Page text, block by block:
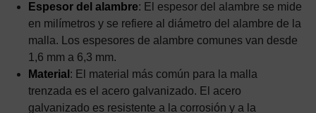
Espesor del alambre: El espesor del alambre se mide
en milímetros y se refiere al diámetro del alambre de la
malla. Los espesores de alambre comunes van desde
1,6 mm a 6,3 mm.
Material : El material más común para la malla
trenzada es el acero galvanizado. El acero
galvanizado es resistente a la corrosión y a la